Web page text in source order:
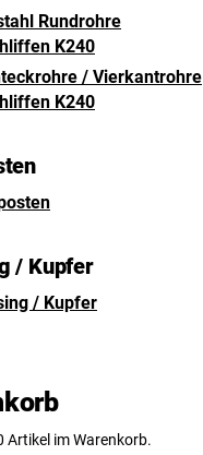
Rundrohre
K240
/ Vierkantrohre
K240
/ Kupfer
/ Kupfer
Artikel im Warenkorb.